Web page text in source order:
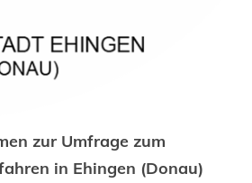
zur Umfrage zum
in Ehingen (Donau)